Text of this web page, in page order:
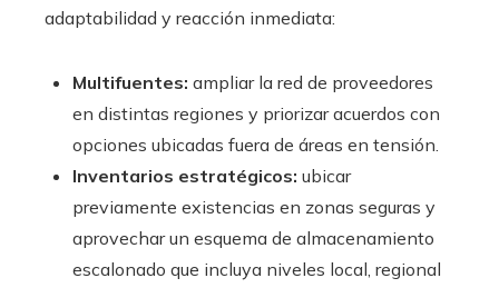
adaptabilidad y reacción inmediata:
Multifuentes: ampliar la red de proveedores
en distintas regiones y priorizar acuerdos con
opciones ubicadas fuera de áreas en tensión.
Inventarios estratégicos: ubicar
previamente existencias en zonas seguras y
aprovechar un esquema de almacenamiento
escalonado que incluya niveles local, regional